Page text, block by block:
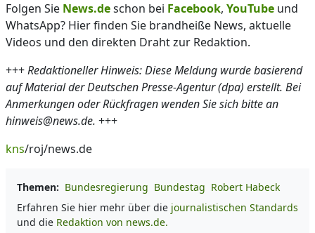
Folgen Sie News.deschon bei Facebook, YouTube und
WhatsApp? Hier finden Sie brandheiße News, aktuelle
Videos und den direkten Draht zur Redaktion.
+++Redaktioneller Hinweis: Diese Meldung wurde basierend
auf Material der Deutschen Presse-Agentur (dpa) erstellt. Bei
Anmerkungen oder Rückfragen wenden Sie sich bitte an
hinweis@news.de. +++
kns/roj/news.de
Themen: Bundesregierung Bundestag Robert Habeck
Erfahren Sie hier mehr über die journalistischen Standards
und die Redaktion von news.de.